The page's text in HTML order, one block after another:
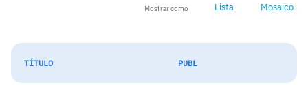
Mostrar como Lista Mosaico
TÍTULO PUBL